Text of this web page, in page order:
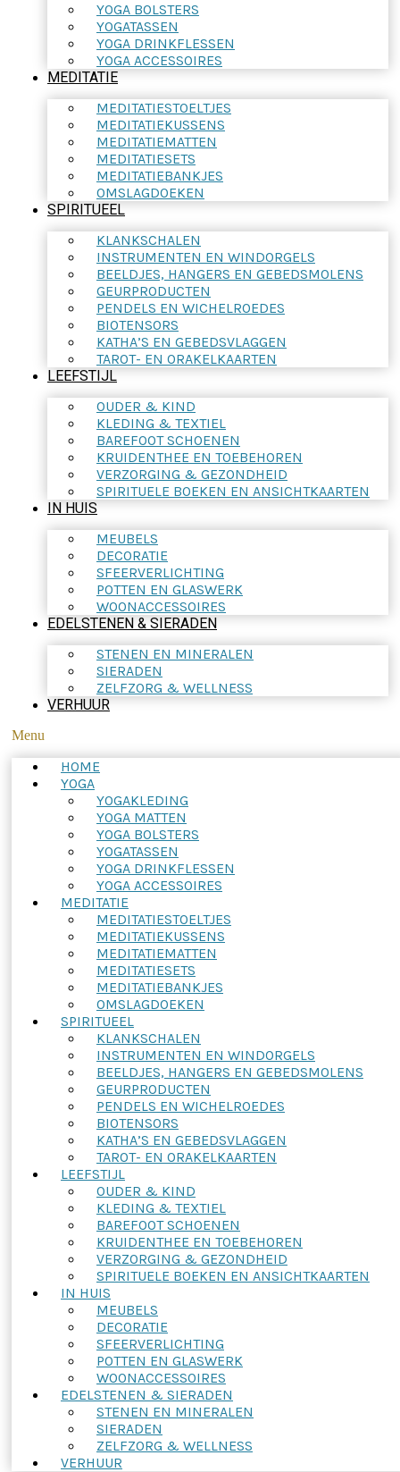
YOGA BOLSTERS
YOGATASSEN
YOGA DRINKFLESSEN
YOGA ACCESSOIRES
MEDITATIE
MEDITATIESTOELTJES
MEDITATIEKUSSENS
MEDITATIEMATTEN
MEDITATIESETS
MEDITATIEBANKJES
OMSLAGDOEKEN
SPIRITUEEL
KLANKSCHALEN
INSTRUMENTEN EN WINDORGELS
BEELDJES, HANGERS EN GEBEDSMOLENS
GEURPRODUCTEN
PENDELS EN WICHELROEDES
BIOTENSORS
KATHA’S EN GEBEDSVLAGGEN
TAROT- EN ORAKELKAARTEN
LEEFSTIJL
OUDER & KIND
KLEDING & TEXTIEL
BAREFOOT SCHOENEN
KRUIDENTHEE EN TOEBEHOREN
VERZORGING & GEZONDHEID
SPIRITUELE BOEKEN EN ANSICHTKAARTEN
IN HUIS
MEUBELS
DECORATIE
SFEERVERLICHTING
POTTEN EN GLASWERK
WOONACCESSOIRES
EDELSTENEN & SIERADEN
STENEN EN MINERALEN
SIERADEN
ZELFZORG & WELLNESS
VERHUUR
Menu
HOME
YOGA
YOGAKLEDING
YOGA MATTEN
YOGA BOLSTERS
YOGATASSEN
YOGA DRINKFLESSEN
YOGA ACCESSOIRES
MEDITATIE
MEDITATIESTOELTJES
MEDITATIEKUSSENS
MEDITATIEMATTEN
MEDITATIESETS
MEDITATIEBANKJES
OMSLAGDOEKEN
SPIRITUEEL
KLANKSCHALEN
INSTRUMENTEN EN WINDORGELS
BEELDJES, HANGERS EN GEBEDSMOLENS
GEURPRODUCTEN
PENDELS EN WICHELROEDES
BIOTENSORS
KATHA’S EN GEBEDSVLAGGEN
TAROT- EN ORAKELKAARTEN
LEEFSTIJL
OUDER & KIND
KLEDING & TEXTIEL
BAREFOOT SCHOENEN
KRUIDENTHEE EN TOEBEHOREN
VERZORGING & GEZONDHEID
SPIRITUELE BOEKEN EN ANSICHTKAARTEN
IN HUIS
MEUBELS
DECORATIE
SFEERVERLICHTING
POTTEN EN GLASWERK
WOONACCESSOIRES
EDELSTENEN & SIERADEN
STENEN EN MINERALEN
SIERADEN
ZELFZORG & WELLNESS
VERHUUR